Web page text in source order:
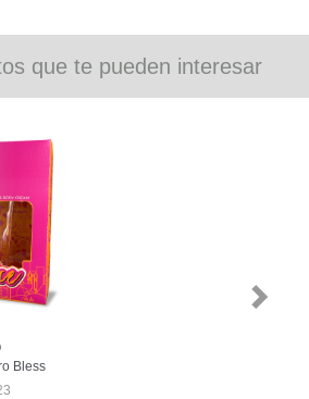
que te pueden interesar
Bless